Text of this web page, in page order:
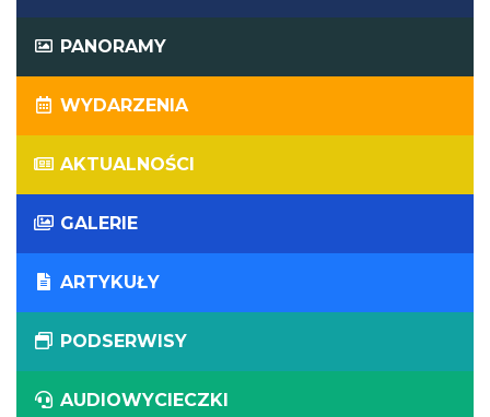
PANORAMY
WYDARZENIA
AKTUALNOŚCI
GALERIE
ARTYKUŁY
PODSERWISY
AUDIOWYCIECZKI